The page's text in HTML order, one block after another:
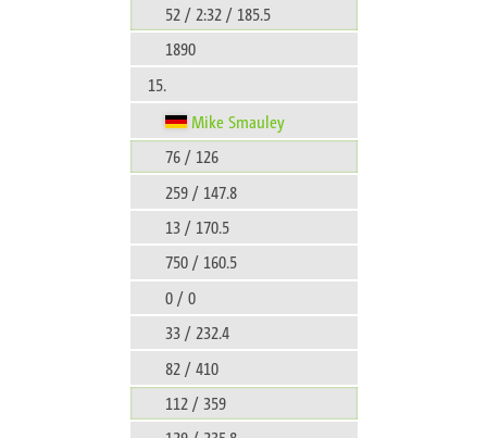
52 / 2:32 / 185.5
1890
15.
Mike Smauley
76 / 126
259 / 147.8
13 / 170.5
750 / 160.5
0 / 0
33 / 232.4
82 / 410
112 / 359